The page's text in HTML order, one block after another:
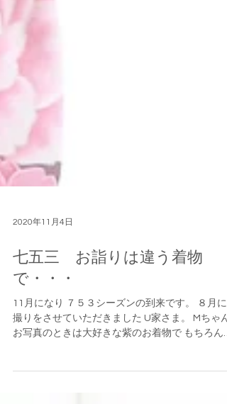
七五三 お詣りは違う着物
で・・・
11月になり ７５３シーズンの到来です。 ８月に
撮りをさせていただきました U家さま。 Mちゃん